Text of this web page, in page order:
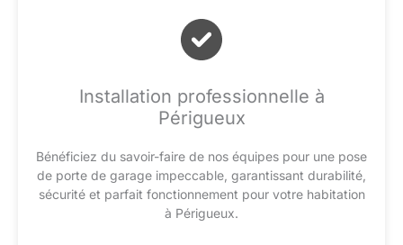
Installation professionnelle à
Périgueux
Bénéficiez du savoir-faire de nos équipes pour une pose
de porte de garage impeccable, garantissant durabilité,
sécurité et parfait fonctionnement pour votre habitation
à Périgueux.